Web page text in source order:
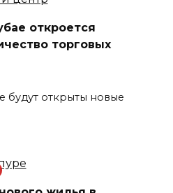
откроется
торговых
будут открыты новые